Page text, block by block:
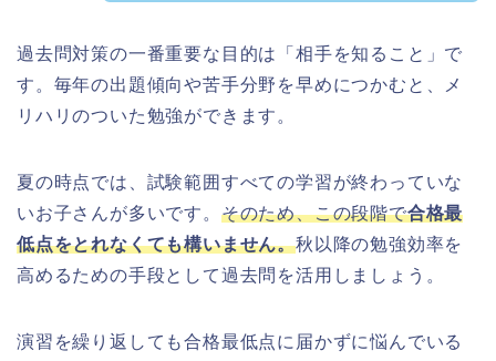
過去問対策の一番重要な目的は「相手を知ること」で
す。毎年の出題傾向や苦手分野を早めにつかむと、メ
リハリのついた勉強ができます。
夏の時点では、試験範囲すべての学習が終わっていな
いお子さんが多いです。 そのため、この段階で合格最
低点をとれなくても構いません。秋以降の勉強効率を
高めるための手段として過去問を活用しましょう。
演習を繰り返しても合格最低点に届かずに悩んでいる